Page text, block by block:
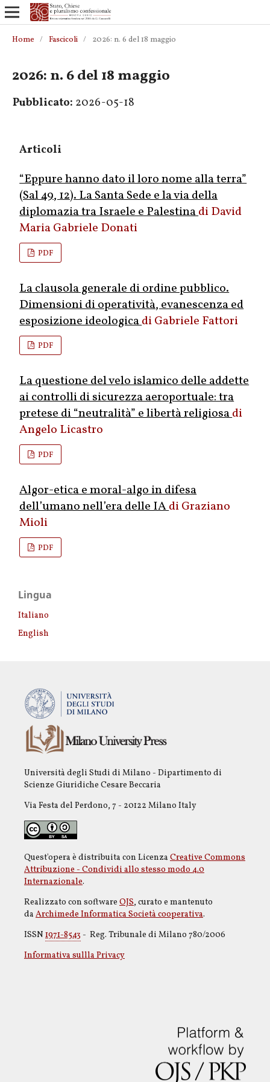
Home / Fascicoli / 2026: n. 6 del 18 maggio
2026: n. 6 del 18 maggio
Pubblicato: 2026-05-18
Articoli
“Eppure hanno dato il loro nome alla terra”
(Sal 49, 12). La Santa Sede e la via della
diplomazia tra Israele e Palestina
David
Maria Gabriele Donati
PDF
La clausola generale di ordine pubblico.
Dimensioni di operatività, evanescenza ed
esposizione ideologica
Gabriele Fattori
PDF
La questione del velo islamico delle addette
ai controlli di sicurezza aeroportuale: tra
pretese di “neutralità” e libertà religiosa
Angelo Licastro
PDF
Algor-etica e moral-algo in difesa
dell’umano nell’era delle IA
Graziano
Mioli
PDF
Lingua
Italiano
English
Università degli Studi di Milano - Dipartimento di
Scienze Giuridiche Cesare Beccaria
Via Festa del Perdono, 7 - 20122 Milano Italy
Quest'opera è distribuita con Licenza Creative Commons
Attribuzione - Condividi allo stesso modo 4.0
Internazionale.
Realizzato con software OJS, curato e mantenuto
da Archimede Informatica Società cooperativa.
ISSN 1971-8543 - Reg. Tribunale di Milano 780/2006
Informativa sullla Privacy